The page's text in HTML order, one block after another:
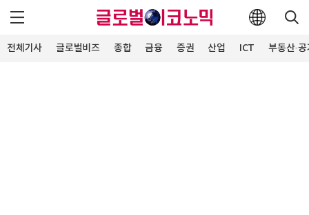
전체기사 글로벌비즈 종합 금융 증권 산업 ICT 부동산·